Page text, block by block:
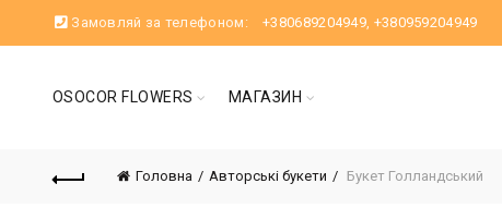
Замовляй за телефоном: +380689204949, +380959204949
OSOCOR FLOWERS МАГАЗИН
Головна Авторські букети Букет Голландський